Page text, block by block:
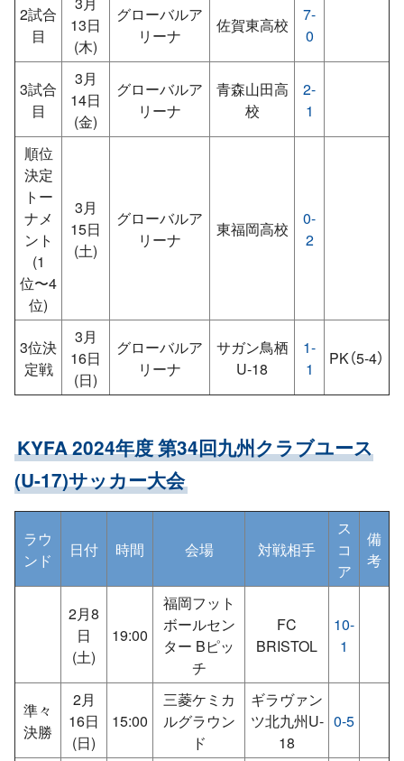
2試合
目
13日
(木)
グローバルア
リーナ
佐賀東高校
7-
0
3試合
目
3月
14日
(金)
グローバルア
リーナ
青森山田高
校
2-
1
順位
決定
トー
ナメ
ント
(1
位〜4
位)
3月
15日
(土)
グローバルア
リーナ
東福岡高校
0-
2
3位決
定戦
3月
16日
(日)
グローバルア
リーナ
サガン鳥栖
U-18
1-
1
PK（5-4）
KYFA 2024年度 第34回九州クラブユース
(U-17)サッカー大会
ラウ
ンド
日付 時間 会場 対戦相手
ス
コ
ア
備
考
2月8
日
(土)
19:00
福岡フット
ボールセン
ター Bピッ
チ
FC
BRISTOL
10-
1
準々
決勝
2月
16日
(日)
15:00
三菱ケミカ
ルグラウン
ド
ギラヴァン
ツ北九州U-
18
0-5